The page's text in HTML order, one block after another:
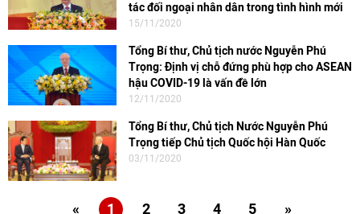
tác đối ngoại nhân dân trong tình hình mới
15/11/2020
Tổng Bí thư, Chủ tịch nước Nguyễn Phú
Trọng: Định vị chỗ đứng phù hợp cho ASEAN
hậu COVID-19 là vấn đề lớn
12/11/2020
Tổng Bí thư, Chủ tịch Nước Nguyễn Phú
Trọng tiếp Chủ tịch Quốc hội Hàn Quốc
03/11/2020
« 1 2 3 4 5 »